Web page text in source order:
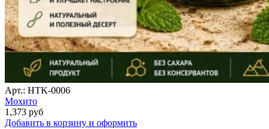
Арт.: HTK-0006
Мохито
1,373 руб
Добавить в корзину и оформить